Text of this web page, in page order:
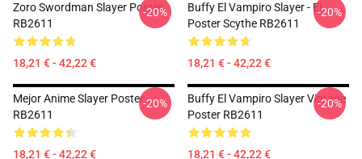
Zoro Swordman Slayer Poster
RB2611
18,21 € - 42,22 €
-20%
Buffy El Vampiro Slayer - El
Poster Scythe RB2611
18,21 € - 42,22 €
-20%
Mejor Anime Slayer Poster
RB2611
18,21 € - 42,22 €
-20%
Buffy El Vampiro Slayer Vintage
Poster RB2611
18,21 € - 42,22 €
-20%